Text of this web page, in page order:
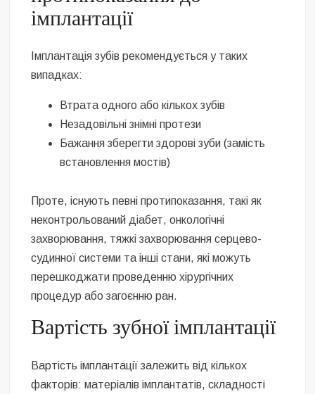
імплантації
Імплантація зубів рекомендується у таких
випадках:
Втрата одного або кількох зубів
Незадовільні знімні протези
Бажання зберегти здорові зуби (замість
встановлення мостів)
Проте, існують певні протипоказання, такі як
неконтрольований діабет, онкологічні
захворювання, тяжкі захворювання серцево-
судинної системи та інші стани, які можуть
перешкоджати проведенню хірургічних
процедур або загоєнню ран.
Вартість зубної імплантації
Вартість імплантації залежить від кількох
факторів: матеріалів імплантатів, складності